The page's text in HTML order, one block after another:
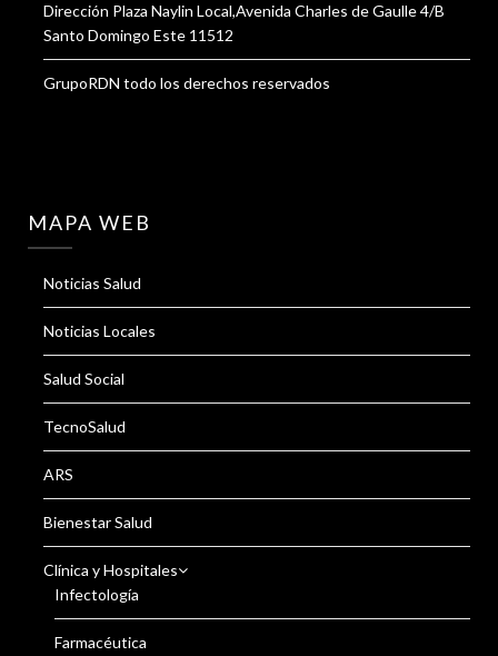
Dirección Plaza Naylin Local,Avenida Charles de Gaulle 4/B
Santo Domingo Este 11512
GrupoRDN todo los derechos reservados
MAPA WEB
Noticias Salud
Noticias Locales
Salud Social
TecnoSalud
ARS
Bienestar Salud
Clínica y Hospitales
Infectología
Farmacéutica